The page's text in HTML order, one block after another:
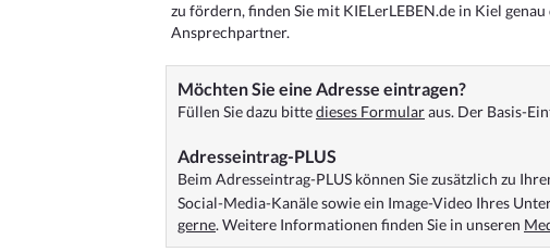
zu fördern, finden Sie mit KIELerLEBEN.de in Kiel
Ansprechpartner.
Möchten Sie eine Adresse eintragen?
Füllen Sie dazu bittedieses Formularaus. Der Basis-
Adresseintrag-PLUS
Beim Adresseintrag-PLUS können Sie zusätzlich zu
Social-Media-Kanäle sowie ein Image-Video Ihres
gerne. Weitere Informationen finden Sie in unseren